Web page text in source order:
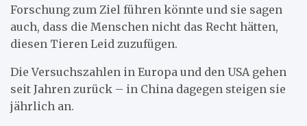
Forschung zum Ziel führen könnte und sie sagen
auch, dass die Menschen nicht das Recht hätten,
diesen Tieren Leid zuzufügen.
Die Versuchszahlen in Europa und den USA gehen
seit Jahren zurück – in China dagegen steigen sie
jährlich an.